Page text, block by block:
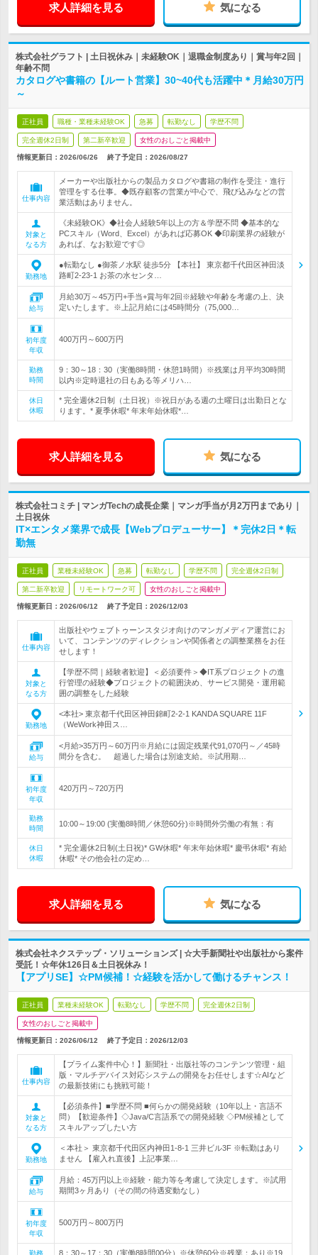
求人詳細を見る 気になる
株式会社グラフト | 土日祝休み｜未経験OK｜退職金制度あり｜賞与年2回｜
年齢不問
カタログや書籍の【ルート営業】30~40代も活躍中＊月給30万円
～
正社員 職種・業種未経験OK 急募 転勤なし 学歴不問
完全週休2日制 第二新卒歓迎 女性のおしごと掲載中
情報更新日：2026/06/26 終了予定日： 2026/08/27
仕事内容
メーカーや出版社からの製品カタログや書籍の制作を受注・進行
管理をする仕事。◆既存顧客の営業が中心で、飛び込みなどの営
業活動はありません。
対象と
なる方
《未経験OK》◆社会人経験5年以上の方＆学歴不問 ◆基本的な
PCスキル（Word、Excel）があれば応募OK ◆印刷業界の経験が
あれば、なお歓迎です◎
勤務地
●転勤なし ●御茶ノ水駅 徒歩5分 【本社】 東京都千代田区神田淡
路町2-23-1 お茶の水センタ…
給与
月給30万～45万円+手当+賞与年2回※経験や年齢を考慮の上、決
定いたします。※上記月給には45時間分（75,000…
初年度
年収
400万円～600万円
勤務
時間
9：30～18：30（実働8時間・休憩1時間）※残業は月平均30時間
以内※定時退社の日もある等メリハ…
休日
休暇
* 完全週休2日制（土日祝）※祝日がある週の土曜日は出勤日とな
ります。* 夏季休暇* 年末年始休暇*…
求人詳細を見る 気になる
株式会社コミチ | マンガTechの成長企業｜マンガ手当が月2万円まであり｜
土日祝休
IT×エンタメ業界で成長【Webプロデューサー】＊完休2日＊転
勤無
正社員 業種未経験OK 急募 転勤なし 学歴不問 完全週休2日制
第二新卒歓迎 リモートワーク可 女性のおしごと掲載中
情報更新日：2026/06/12 終了予定日： 2026/12/03
仕事内容
出版社やウェブトゥーンスタジオ向けのマンガメディア運営にお
いて、コンテンツのディレクションや関係者との調整業務をお任
せします！
対象と
なる方
【学歴不問｜経験者歓迎】＜必須要件＞◆IT系プロジェクトの進
行管理の経験◆プロジェクトの範囲決め、サービス開発・運用範
囲の調整をした経験
勤務地
<本社> 東京都千代田区神田錦町2-2-1 KANDA SQUARE 11F
（WeWork神田ス…
給与
<月給>35万円～60万円※月給には固定残業代91,070円～／45時
間分を含む。 超過した場合は別途支給。※試用期…
初年度
年収
420万円～720万円
勤務
時間
10:00～19:00 (実働8時間／休憩60分)※時間外労働の有無：有
休日
休暇
* 完全週休2日制(土日祝)* GW休暇* 年末年始休暇* 慶弔休暇* 有給
休暇* その他会社の定め…
求人詳細を見る 気になる
株式会社ネクステップ・ソリューションズ | ☆大手新聞社や出版社から案件
受託！☆年休126日＆土日祝休み！
【アプリSE】☆PM候補！☆経験を活かして働けるチャンス！
正社員 業種未経験OK 転勤なし 学歴不問 完全週休2日制
女性のおしごと掲載中
情報更新日：2026/06/12 終了予定日： 2026/12/03
仕事内容
【プライム案件中心！】新聞社・出版社等のコンテンツ管理・組
版・マルチデバイス対応システムの開発をお任せします☆AIなど
の最新技術にも挑戦可能！
対象と
なる方
【必須条件】■学歴不問 ■何らかの開発経験（10年以上・言語不
問）【歓迎条件】◇Java/C言語系での開発経験 ◇PM候補として
スキルアップしたい方
勤務地
＜本社＞ 東京都千代田区内神田1-8-1 三井ビル3F ※転勤はあり
ません 【雇入れ直後】上記事業…
給与
月給：45万円以上※経験・能力等を考慮して決定します。※試用
期間3ヶ月あり（その間の待遇変動なし）
初年度
年収
500万円～800万円
勤務 8：30～17：30（実働8時間00分）※休憩60分※残業：あり※19